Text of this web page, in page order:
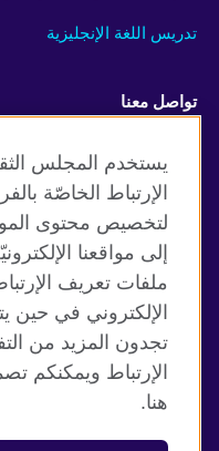
تدريس اللغة الإنجليزية
تواصل معنا
Instagram
TikTok
موقع المجلس الثقافي
الخصوصية وشروط الاستخدام
ملفات تعريف الإرتباط
خريطة الموقع
يستخدم المجلس
الإرتباط الخاصّة
لتخصيص محتوى
إلى مواقعنا
ملفات تعريف
الإلكتروني في حين
تجدون المزيد من
الإرتباط ويمكنكم
هنا.